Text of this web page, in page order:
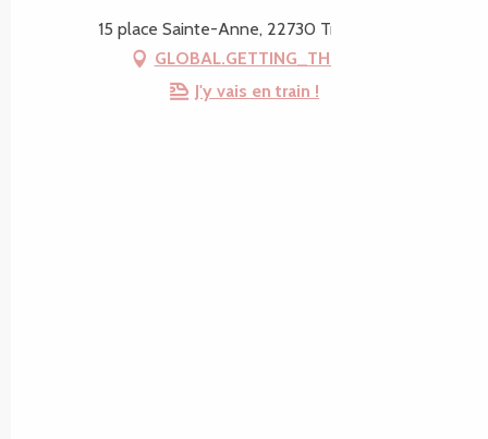
15 place Sainte-Anne, 22730 Trégastel
GLOBAL.GETTING_THERE
J'y vais en train !